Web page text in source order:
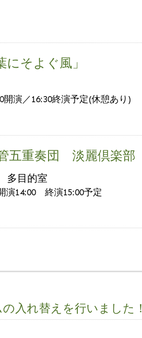
そよぐ風」
開演／16:30終演予定(休憩あり)
五重奏団 淡麗倶楽部
多目的室
演14:00 終演15:00予定
入れ替えを行いました！